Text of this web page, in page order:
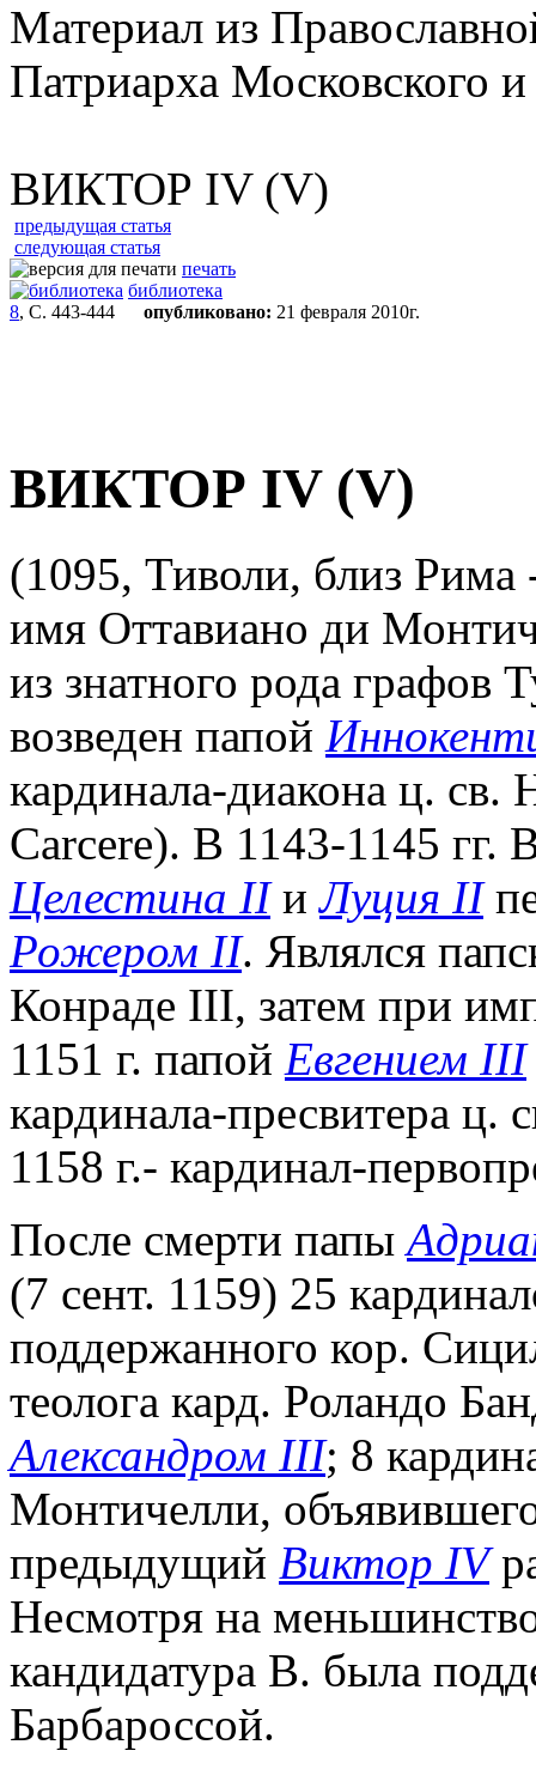
Материал из
Патриарха Московского
ВИКТОР IV (V)
предыдущая статья
следующая статья
печать
библиотека
8, С. 443-444 опубликовано: 21 февраля 2010г.
ВИКТОР IV (V)
(1095, Тиволи, близ Рима
имя Оттавиано ди
из знатного рода графов
возведен папой
кардинала-диакона ц. св.
Carcere). В 1143-1145 гг.
Целестина IIиЛуция II
Рожером II. Являлся
Конраде III, затем при
1151 г. папой Евгением III
кардинала-пресвитера
1158 г.- кардинал-
После смерти папы
(7 сент. 1159) 25
поддержанного кор.
теолога кард. Роландо
Александром III; 8
Монтичелли,
предыдущий Виктор IV
Несмотря на
кандидатура В. была
Барбароссой.